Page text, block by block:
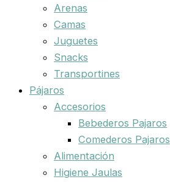
Arenas
Camas
Juguetes
Snacks
Transportines
Pájaros
Accesorios
Bebederos Pajaros
Comederos Pajaros
Alimentación
Higiene Jaulas